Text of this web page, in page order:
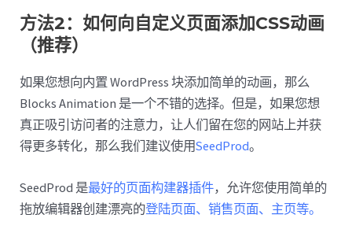
方法2：如何向自定义页面添加CSS动画
（推荐）
如果您想向内置 WordPress 块添加简单的动画，那么
Blocks Animation 是一个不错的选择。但是，如果您想
真正吸引访问者的注意力，让人们留在您的网站上并获
得更多转化，那么我们建议使用SeedProd。
SeedProd 是最好的页面构建器插件，允许您使用简单的
拖放编辑器创建漂亮的登陆页面、销售页面、主页等。